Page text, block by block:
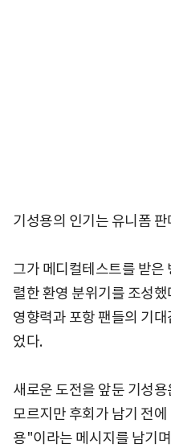
기성용의 인기는 유니폼
그가 메디컬테스트를 받은
렬한 환영 분위기를 조성
영향력과 포항 팬들의 기
었다.
새로운 도전을 앞둔 기성
모르지만 후회가 남기 전
용"이라는 메시지를 남기